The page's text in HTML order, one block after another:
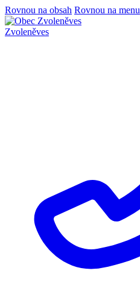
Rovnou na obsah Rovnou na menu
Zvoleněves